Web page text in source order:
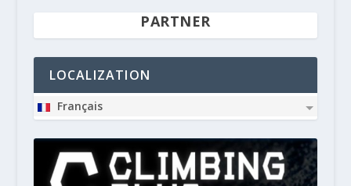
PARTNER
LOCALIZATION
Français